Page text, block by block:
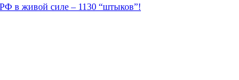
в живой силе – 1130 “штыков”!